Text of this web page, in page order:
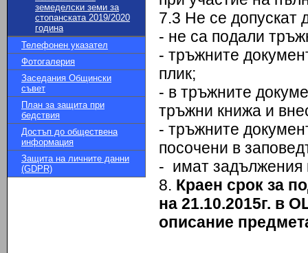
земеделски земи за
стопанската 2019/2020
година
Телефонен указател
Фотогалерия
Заседания Общински
съвет
План за защита при
бедствия
Достъп до обществена
информация
Защита на личните данни
(GDPR)
7.3 Не се допускат
- не са подали
- тръжните
плик;
- в тръжните
тръжни книжа и
- тръжните
посочени в
- имат задължения
8. Краен срок за
на 21.10.2015г. в
описание